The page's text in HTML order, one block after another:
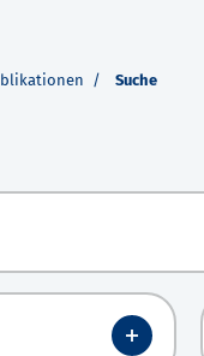
Suche